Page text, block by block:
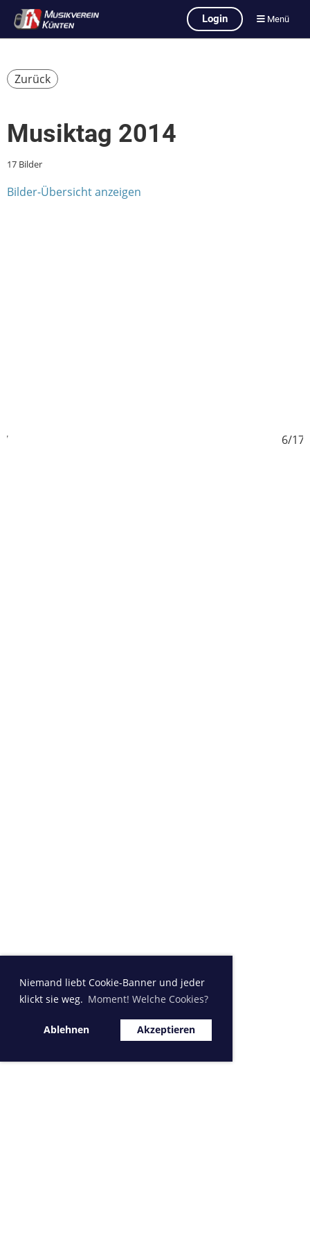
Niemand liebt Cookie-Banner und jeder
klickt sie weg. Moment! Welche Cookies?
Ablehnen Akzeptieren
Login Menü
Zurück
Musiktag 2014
17 Bilder
Bilder-Übersicht anzeigen
6/17